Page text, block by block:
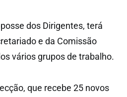
dos Dirigentes, terá
e da Comissão
vários grupos de trabalho.
que recebe 25 novos